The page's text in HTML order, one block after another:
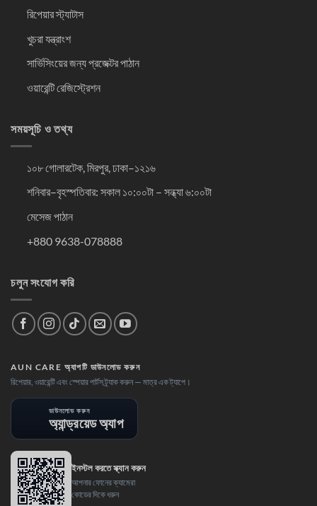
রিপেয়ার স্ট্যাটাস
খুচরা যন্ত্রাংশ
সার্ভিসিংয়ের জন্য প্রজেক্টর পাঠান
ওয়ারেন্টি রেজিস্ট্রেশন
সময়সূচি ও তথ্য
১০৮ গোলারটেক, মিরপুর, ঢাকা–১২১৬
শনিবার–বৃহস্পতিবার: সকাল ১০:০০টা – সন্ধ্যা ৬:০০টা
মেসেজ পাঠান
+880 9638-078888
চলুন সংযোগ করি
AUN CARE অ্যাপটি ডাউনলোড করুন
রিপেয়ার, ওয়ারেন্টি এবং স্পেয়ার পার্টস ট্র্যাক করুন — মাত্র এক ট্যাপে।
ডাউনলোড করুন
অ্যান্ড্রয়েড অ্যাপ
ইনস্টল করতে স্ক্যান করুন
আপনার ফোনের ক্যামেরা
কোডের দিকে ধরুন